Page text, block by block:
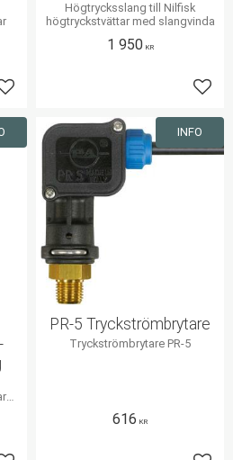
Lägg till i favoriter
Högtrycksslang till Nilfisk
högtryckstvättar med slangvinda
1 950KR
PR-5 Tryckströmbrytare
Tryckströmbrytare PR-5
616 KR
INFO